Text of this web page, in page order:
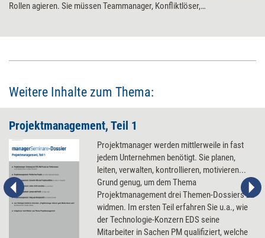
Rollen agieren. Sie müssen Teammanager, Konfliktlöser,
Weitere Inhalte zum Thema:
Projektmanagement, Teil 1
Projektmanager werden mittlerweile in fast
jedem Unternehmen benötigt. Sie planen,
leiten, verwalten, kontrollieren, motivieren...
Grund genug, um dem Thema
Projektmanagement drei Themen-Dossiers zu
widmen. Im ersten Teil erfahren Sie u.a., wie
der Technologie-Konzern EDS seine
Mitarbeiter in Sachen PM qualifiziert, welche